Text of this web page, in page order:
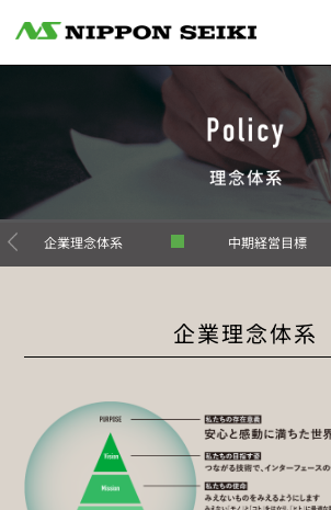
企業理念体系 中期経営目標
企業理念体系